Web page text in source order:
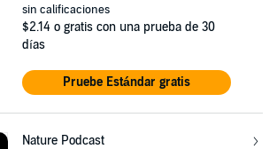
sin calificaciones
$2.14 o gratis con una prueba de 30
días
Pruebe Estándar gratis
Nature Podcast